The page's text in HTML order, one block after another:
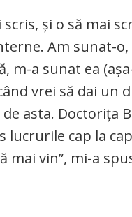
și o să mai
Am sunat-
m-a sunat ea
vrei să dai un
asta. Doctorița
lucrurile cap la
mai vin”, mi-a